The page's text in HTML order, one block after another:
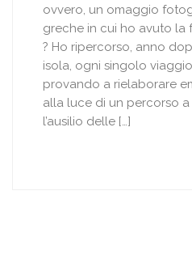
ovvero, un omaggio
greche in cui ho avuto la
? Ho ripercorso, anno
isola, ogni singolo
provando a rielaborare
alla luce di un percorso
l’ausilio delle […]